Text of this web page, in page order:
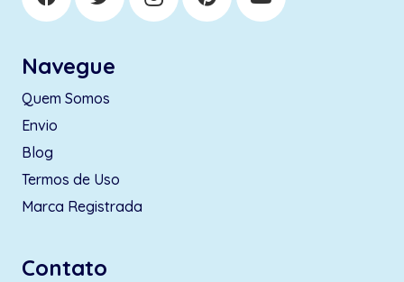
Navegue
Quem Somos
Envio
Blog
Termos de Uso
Marca Registrada
Contato